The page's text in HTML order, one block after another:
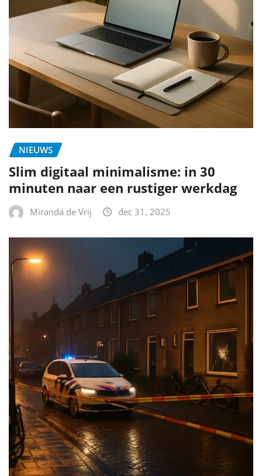
NIEUWS
Slim digitaal minimalisme: in 30
minuten naar een rustiger werkdag
Miranda de Vrij dec 31, 2025